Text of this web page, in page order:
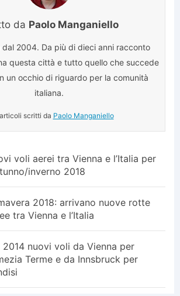
da Paolo Manganiello
dal 2004. Da più di dieci anni racconto
questa città e tutto quello che succede
un occhio di riguardo per la comunità
italiana.
scritti da Paolo Manganiello
voli aerei tra Vienna e l’Italia per
inverno 2018
2018: arrivano nuove rotte
tra Vienna e l’Italia
2014 nuovi voli da Vienna per
Terme e da Innsbruck per